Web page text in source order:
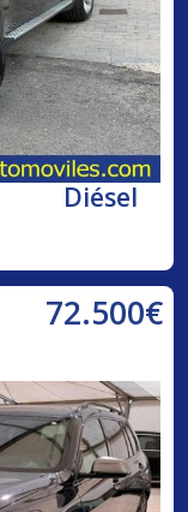
Diésel
72.500€